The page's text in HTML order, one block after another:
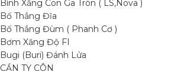
Bình Xăng Con Ga Tròn ( LS,Nova )
Bố Thắng Đĩa
Bố Thắng Đùm ( Phanh Cơ )
Bơm Xăng Độ FI
Bugi (Buri) Đánh Lửa
CẦN TY CÔN